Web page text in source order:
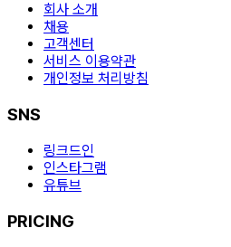
회사 소개
채용
고객센터
서비스 이용약관
개인정보 처리방침
SNS
링크드인
인스타그램
유튜브
PRICING